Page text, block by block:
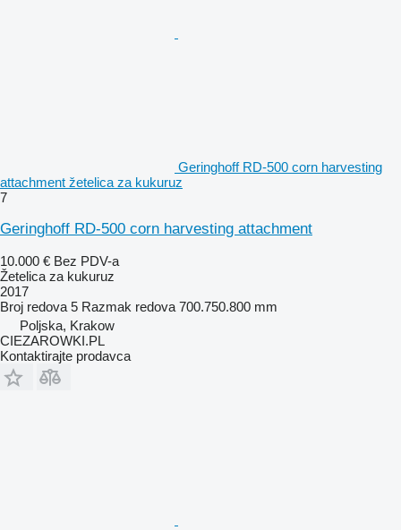
Geringhoff RD-500 corn harvesting
attachment žetelica za kukuruz
7
Geringhoff RD-500 corn harvesting attachment
10.000 € Bez PDV-a
Žetelica za kukuruz
2017
Broj redova 5 Razmak redova 700.750.800 mm
Poljska, Krakow
CIEZAROWKI.PL
Kontaktirajte prodavca